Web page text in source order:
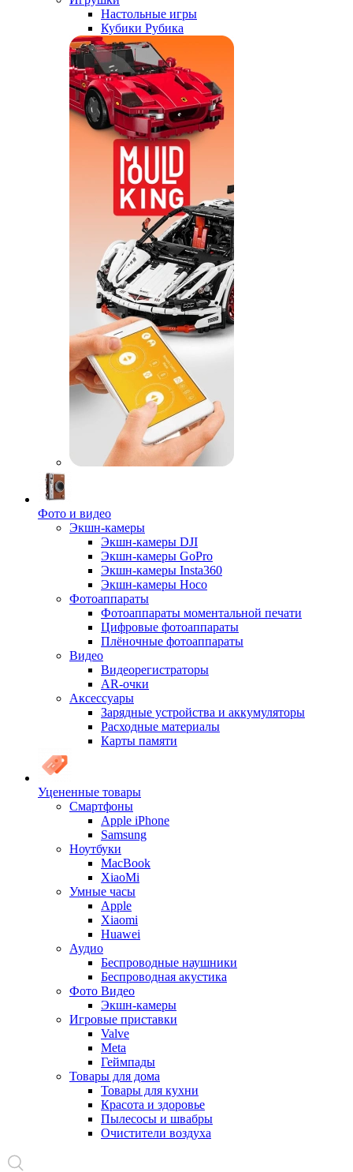
Настольные игры
Кубики Рубика
Фото и видео
Экшн-камеры
Экшн-камеры DJI
Экшн-камеры GoPro
Экшн-камеры Insta360
Экшн-камеры Hoco
Фотоаппараты
Фотоаппараты моментальной печати
Цифровые фотоаппараты
Плёночные фотоаппараты
Видео
Видеорегистраторы
AR-очки
Аксессуары
Зарядные устройства и аккумуляторы
Расходные материалы
Карты памяти
Уцененные товары
Cмартфоны
Apple iPhone
Samsung
Ноутбуки
MacBook
XiaoMi
Умные часы
Apple
Xiaomi
Huawei
Аудио
Беспроводные наушники
Беспроводная акустика
Фото Видео
Экшн-камеры
Игровые приставки
Valve
Meta
Геймпады
Товары для дома
Товары для кухни
Красота и здоровье
Пылесосы и швабры
Очистители воздуха